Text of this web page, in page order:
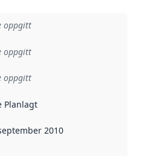
oppgitt
oppgitt
oppgitt
Planlagt
seier når dataa i dette
2010